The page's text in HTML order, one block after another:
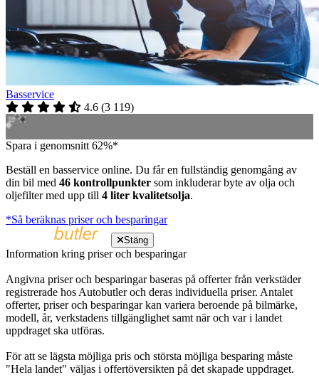
Basservice
4.6 (3 119)
Spara i genomsnitt 62%*
Beställ en basservice online. Du får en fullständig genomgång av
din bil med 46 kontrollpunkter som inkluderar byte av olja och
oljefilter med upp till 4 liter kvalitetsolja.
*Så beräknas priser och besparingar
Stäng
Information kring priser och besparingar
Angivna priser och besparingar baseras på offerter från verkstäder
registrerade hos Autobutler och deras individuella priser. Antalet
offerter, priser och besparingar kan variera beroende på bilmärke,
modell, år, verkstadens tillgänglighet samt när och var i landet
uppdraget ska utföras.
För att se lägsta möjliga pris och största möjliga besparing måste
"Hela landet" väljas i offertöversikten på det skapade uppdraget.